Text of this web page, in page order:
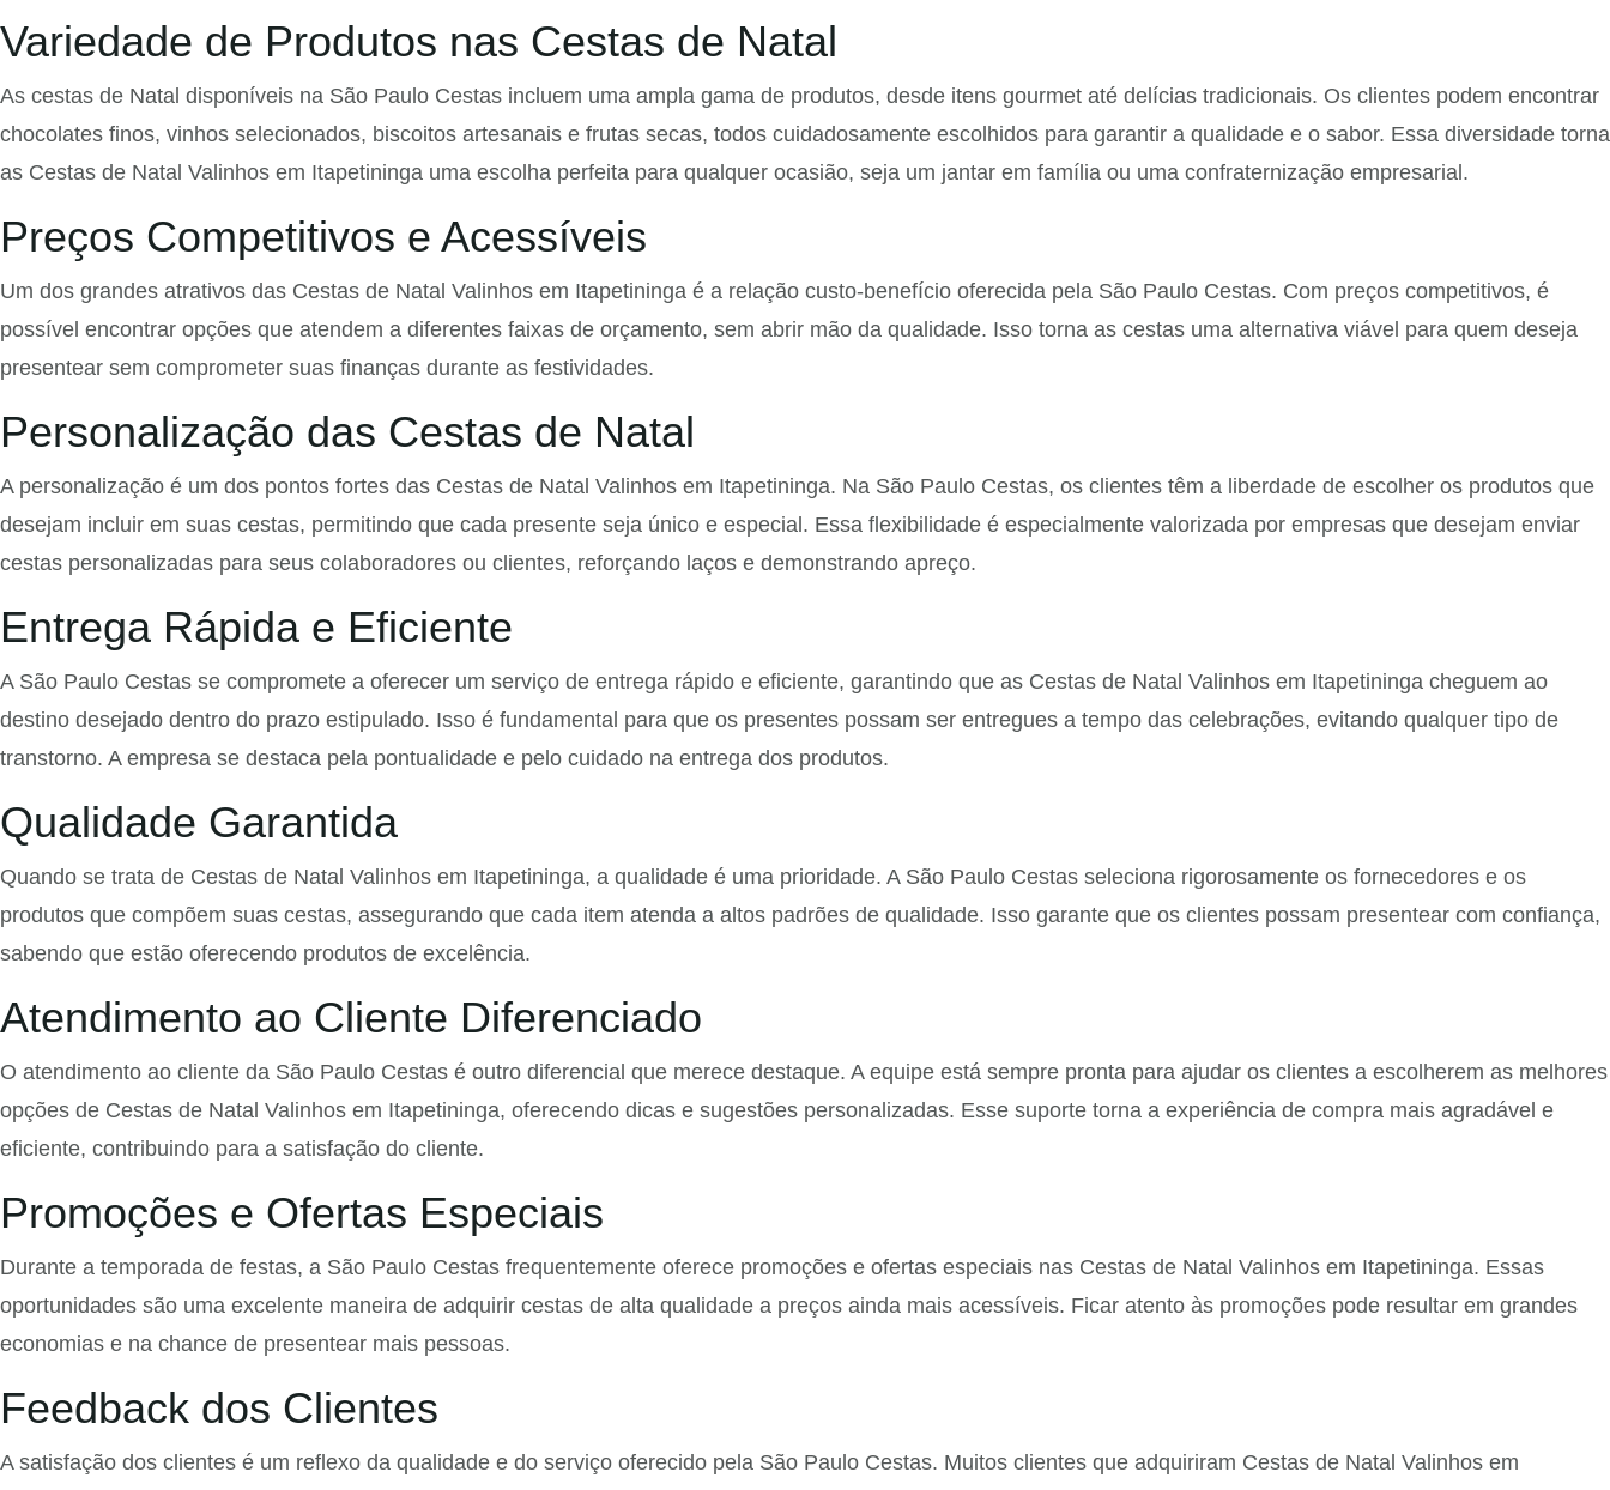
Variedade de Produtos nas Cestas de Natal
As cestas de Natal disponíveis na São Paulo Cestas incluem uma ampla gama de produtos, desde itens gourmet até delícias tradicionais. Os clientes podem encontrar
chocolates finos, vinhos selecionados, biscoitos artesanais e frutas secas, todos cuidadosamente escolhidos para garantir a qualidade e o sabor. Essa diversidade torna
as Cestas de Natal Valinhos em Itapetininga uma escolha perfeita para qualquer ocasião, seja um jantar em família ou uma confraternização empresarial.
Preços Competitivos e Acessíveis
Um dos grandes atrativos das Cestas de Natal Valinhos em Itapetininga é a relação custo-benefício oferecida pela São Paulo Cestas. Com preços competitivos, é
possível encontrar opções que atendem a diferentes faixas de orçamento, sem abrir mão da qualidade. Isso torna as cestas uma alternativa viável para quem deseja
presentear sem comprometer suas finanças durante as festividades.
Personalização das Cestas de Natal
A personalização é um dos pontos fortes das Cestas de Natal Valinhos em Itapetininga. Na São Paulo Cestas, os clientes têm a liberdade de escolher os produtos que
desejam incluir em suas cestas, permitindo que cada presente seja único e especial. Essa flexibilidade é especialmente valorizada por empresas que desejam enviar
cestas personalizadas para seus colaboradores ou clientes, reforçando laços e demonstrando apreço.
Entrega Rápida e Eficiente
A São Paulo Cestas se compromete a oferecer um serviço de entrega rápido e eficiente, garantindo que as Cestas de Natal Valinhos em Itapetininga cheguem ao
destino desejado dentro do prazo estipulado. Isso é fundamental para que os presentes possam ser entregues a tempo das celebrações, evitando qualquer tipo de
transtorno. A empresa se destaca pela pontualidade e pelo cuidado na entrega dos produtos.
Qualidade Garantida
Quando se trata de Cestas de Natal Valinhos em Itapetininga, a qualidade é uma prioridade. A São Paulo Cestas seleciona rigorosamente os fornecedores e os
produtos que compõem suas cestas, assegurando que cada item atenda a altos padrões de qualidade. Isso garante que os clientes possam presentear com confiança,
sabendo que estão oferecendo produtos de excelência.
Atendimento ao Cliente Diferenciado
O atendimento ao cliente da São Paulo Cestas é outro diferencial que merece destaque. A equipe está sempre pronta para ajudar os clientes a escolherem as melhores
opções de Cestas de Natal Valinhos em Itapetininga, oferecendo dicas e sugestões personalizadas. Esse suporte torna a experiência de compra mais agradável e
eficiente, contribuindo para a satisfação do cliente.
Promoções e Ofertas Especiais
Durante a temporada de festas, a São Paulo Cestas frequentemente oferece promoções e ofertas especiais nas Cestas de Natal Valinhos em Itapetininga. Essas
oportunidades são uma excelente maneira de adquirir cestas de alta qualidade a preços ainda mais acessíveis. Ficar atento às promoções pode resultar em grandes
economias e na chance de presentear mais pessoas.
Feedback dos Clientes
A satisfação dos clientes é um reflexo da qualidade e do serviço oferecido pela São Paulo Cestas. Muitos clientes que adquiriram Cestas de Natal Valinhos em